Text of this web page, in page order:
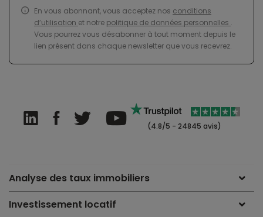
En vous abonnant, vous acceptez nos conditions
d’utilisation et notre politique de données personnelles .
Vous pourrez vous désabonner à tout moment depuis le
lien présent dans chaque newsletter que vous recevrez.
(4.8/5 - 24845 avis)
Analyse des taux immobiliers
Investissement locatif